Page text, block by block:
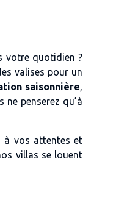
votre quotidien ?
valises pour un
saisonnière,
penserez qu’à
à vos attentes et
villas se louent